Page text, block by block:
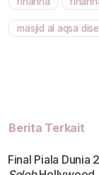
masjid al aqsa
Berita Terkait
Final Piala Dunia